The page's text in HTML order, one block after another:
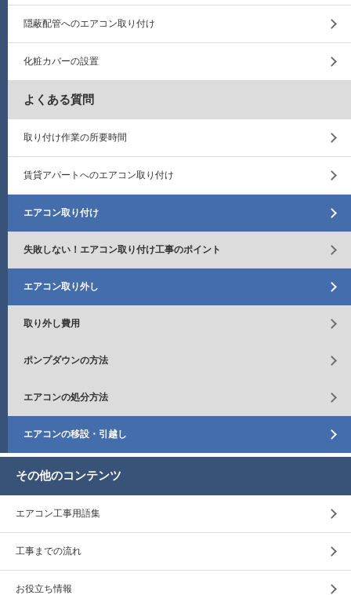
隠蔽配管へのエアコン取り付け
化粧カバーの設置
よくある質問
取り付け作業の所要時間
賃貸アパートへのエアコン取り付け
エアコン取り付け
失敗しない！エアコン取り付け工事のポイント
エアコン取り外し
取り外し費用
ポンプダウンの方法
エアコンの処分方法
エアコンの移設・引越し
その他のコンテンツ
エアコン工事用語集
工事までの流れ
お役立ち情報